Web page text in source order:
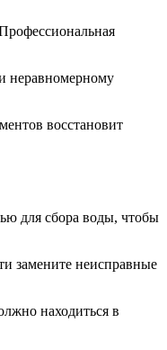
неравномерному
восстановит
для сбора воды, чтобы
замените неисправные
находиться в